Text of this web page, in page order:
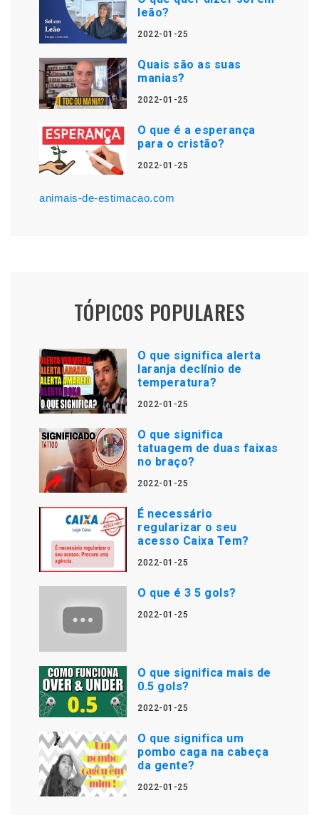
leão?
2022-01-25
Quais são as suas
manias?
2022-01-25
O que é a esperança
para o cristão?
2022-01-25
animais-de-estimacao.com
TÓPICOS POPULARES
O que significa alerta
laranja declínio de
temperatura?
2022-01-25
O que significa
tatuagem de duas faixas
no braço?
2022-01-25
É necessário
regularizar o seu
acesso Caixa Tem?
2022-01-25
O que é 3 5 gols?
2022-01-25
O que significa mais de
0.5 gols?
2022-01-25
O que significa um
pombo caga na cabeça
da gente?
2022-01-25